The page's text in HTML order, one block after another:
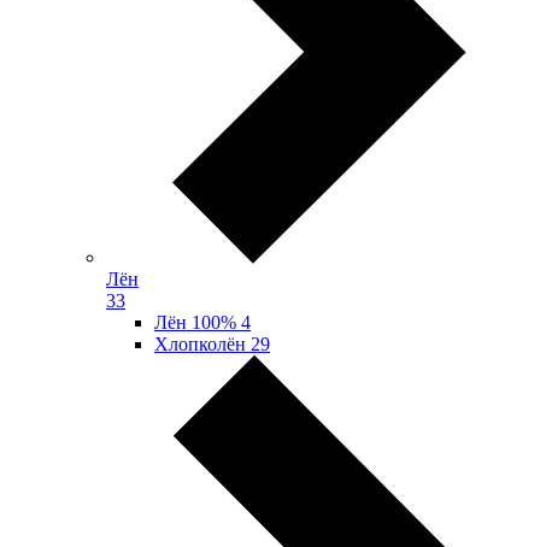
Лён
33
Лён 100% 4
Хлопколён 29